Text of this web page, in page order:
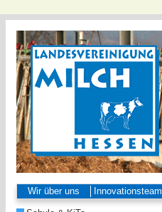
Wir über uns Innovationsteam